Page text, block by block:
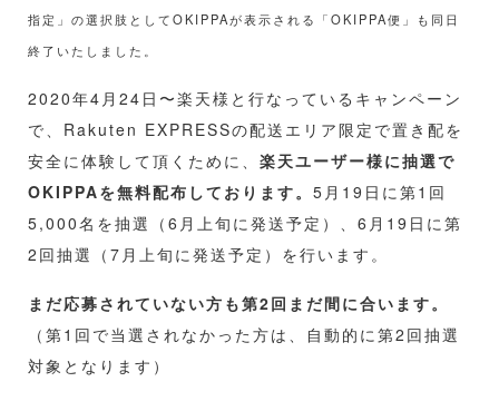
指定」の選択肢としてOKIPPAが表示される「OKIPPA便」も同日
終了いたしました。
2020年4月24日〜楽天様と行なっているキャンペーン
で、Rakuten EXPRESSの配送エリア限定で置き配を
安全に体験して頂くために、 楽天ユーザー様に抽選で
OKIPPAを無料配布しております。 5月19日に第1回
5,000名を抽選（6月上旬に発送予定）、6月19日に第
2回抽選（7月上旬に発送予定）を行います。
まだ応募されていない方も第2回まだ間に合います。
（第1回で当選されなかった方は、自動的に第2回抽選
対象となります）